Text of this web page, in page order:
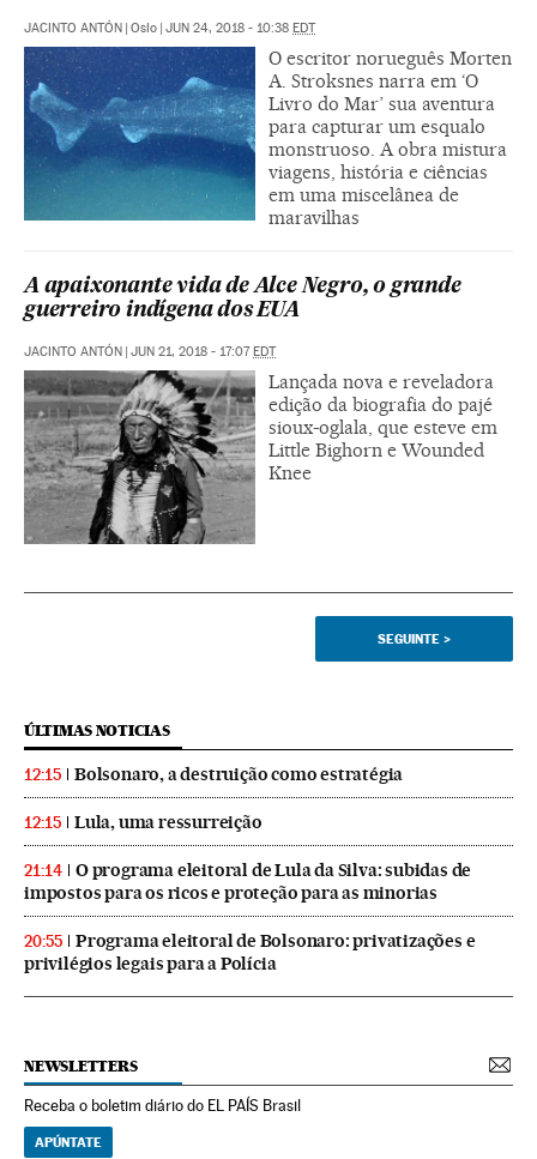
JACINTO ANTÓN Oslo JUN 24, 2018 - 10:38 EDT
O escritor norueguês Morten
A. Stroksnes narra em ‘O
Livro do Mar’ sua aventura
para capturar um esqualo
monstruoso. A obra mistura
viagens, história e ciências
em uma miscelânea de
maravilhas
A apaixonante vida de Alce Negro, o grande
guerreiro indígena dos EUA
JACINTO ANTÓN JUN 21, 2018 - 17:07 EDT
Lançada nova e reveladora
edição da biografia do pajé
sioux-oglala, que esteve em
Little Bighorn e Wounded
Knee
SEGUINTE >
ÚLTIMAS NOTICIAS
12:15 Bolsonaro, a destruição como estratégia
12:15 Lula, uma ressurreição
21:14
O programa eleitoral de Lula da Silva: subidas de
impostos para os ricos e proteção para as minorias
20:55
Programa eleitoral de Bolsonaro: privatizações e
privilégios legais para a Polícia
NEWSLETTERS
Receba o boletim diário do EL PAÍS Brasil
APÚNTATE